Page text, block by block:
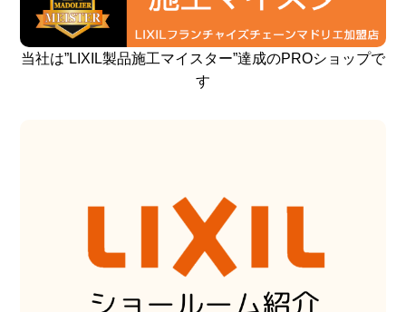
当社は”LIXIL製品施工マイスター”達成のPROショップで
す